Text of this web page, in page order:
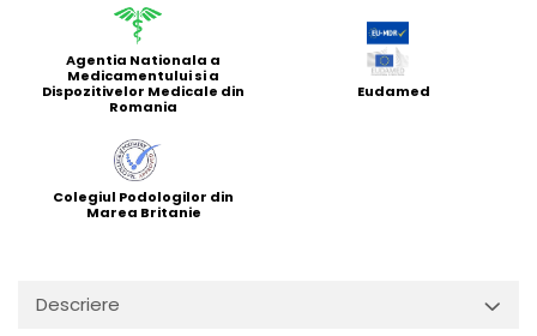
Agentia Nationala a
Medicamentului si a
Dispozitivelor Medicale din
Romania
Eudamed
Colegiul Podologilor din
Marea Britanie
Descriere